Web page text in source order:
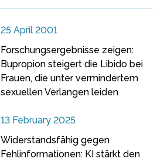
25 April 2001
Forschungsergebnisse zeigen:
Bupropion steigert die Libido bei
Frauen, die unter vermindertem
sexuellen Verlangen leiden
13 February 2025
Widerstandsfähig gegen
Fehlinformationen: KI stärkt den